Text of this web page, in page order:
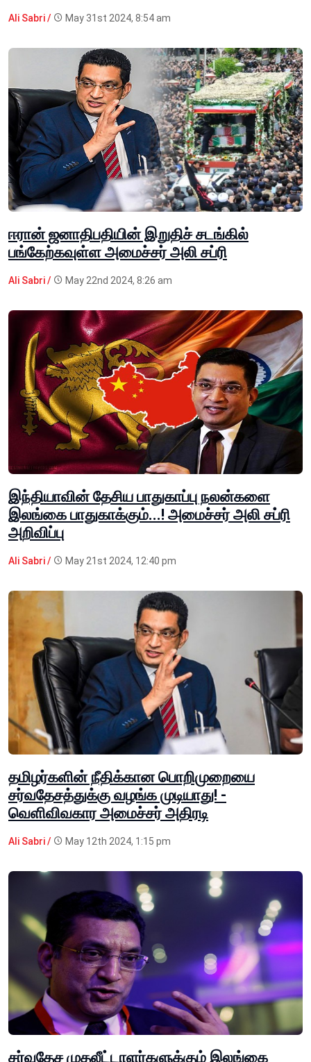
Ali Sabri / May 31st 2024, 8:54 am
ஈரான் ஜனாதிபதியின் இறுதிச் சடங்கில்
பங்கேற்கவுள்ள அமைச்சர் அலி சப்ரி
Ali Sabri / May 22nd 2024, 8:26 am
இந்தியாவின் தேசிய பாதுகாப்பு நலன்களை
இலங்கை பாதுகாக்கும்...! அமைச்சர் அலி சப்ரி
அறிவிப்பு
Ali Sabri / May 21st 2024, 12:40 pm
தமிழர்களின் நீதிக்கான பொறிமுறையை
சர்வதேசத்துக்கு வழங்க முடியாது! -
வெளிவிவகார அமைச்சர் அதிரடி
Ali Sabri / May 12th 2024, 1:15 pm
சர்வதேச முதலீட்டாளர்களுக்கும் இலங்கை